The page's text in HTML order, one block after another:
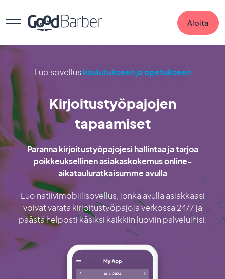
Aloita
Luo sovellus koulutukseen ja opetukseen
Kirjoitustyöpajojen
tapaamiset
Paranna kirjoitustyöpajojesi hallintaa ja tarjoa
poikkeuksellinen asiakaskokemus online-
aikatauluratkaisumme avulla
Luo natiivimobiilisovellus, jonka avulla asiakkaasi
voivat varata kirjoitustyöpajoja verkossa 24/7 ja
päästä helposti käsiksi kaikkiin luoviin palveluihisi.